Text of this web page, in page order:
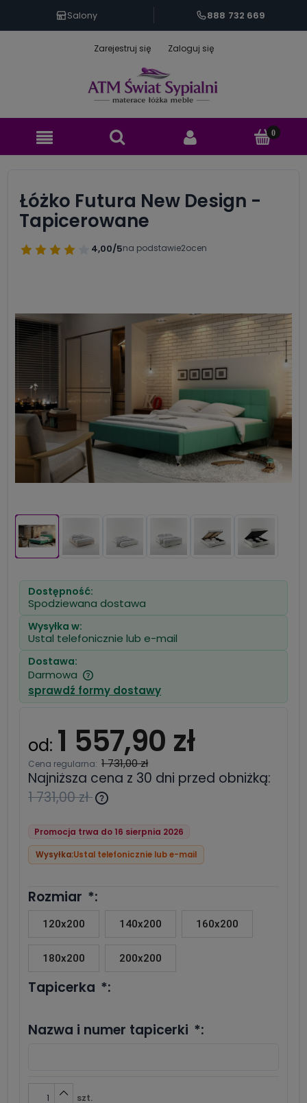
Salony 888 732 669
Zarejestruj się Zaloguj się
Łóżko Futura New Design -
Tapicerowane
4,00/5na podstawie2ocen
Dostępność:
Spodziewana dostawa
Wysyłka w:
Ustal telefonicznie lub e-mail
Dostawa:
Darmowa
Cena nie zawiera ewentualnych kosztów
płatności
sprawdź formy dostawy
od: 1 557,90 zł
Cena regularna: 1 731,00 zł
Najniższa cena z 30 dni przed obniżką:
1 731,00 zł
najniższa cena od momentu,
kiedy produkt pojawił się w
sprzedaży.
Promocja trwa do 16 sierpnia 2026
Wysyłka:Ustal telefonicznie lub e-mail
Rozmiar *:
120x200 140x200 160x200
180x200 200x200
Tapicerka *:
Nazwa i numer tapicerki *:
szt.